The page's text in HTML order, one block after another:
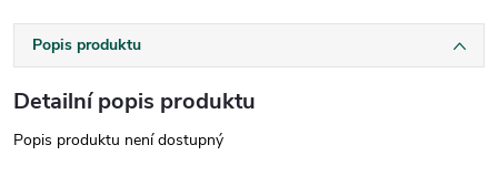
Popis produktu
Detailní popis produktu
Popis produktu není dostupný